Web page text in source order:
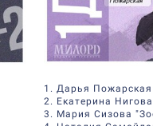
1. Дарья
2. Екатерина
3. Мария Сизова